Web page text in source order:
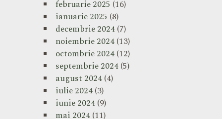
februarie 2025 (16)
ianuarie 2025 (8)
decembrie 2024(7)
noiembrie 2024(13)
octombrie 2024(12)
septembrie 2024(5)
august 2024(4)
iulie 2024(3)
iunie 2024(9)
mai 2024(11)